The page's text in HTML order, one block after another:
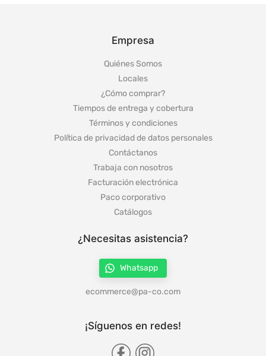
Empresa
Quiénes Somos
Locales
¿Cómo comprar?
Tiempos de entrega y cobertura
Términos y condiciones
Política de privacidad de datos personales
Contáctanos
Trabaja con nosotros
Facturación electrónica
Paco corporativo
Catálogos
¿Necesitas asistencia?
Whatsapp
ecommerce@pa-co.com
¡Síguenos en redes!